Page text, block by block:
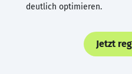
deutlich optimieren.
Jetzt